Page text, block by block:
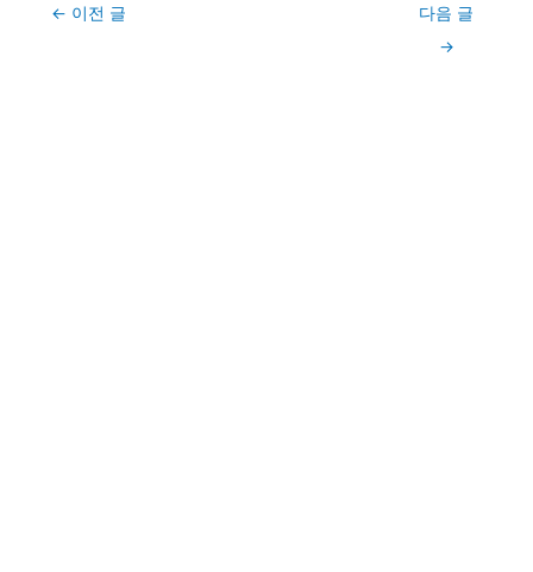
Post← 이전 글
다음 글
→